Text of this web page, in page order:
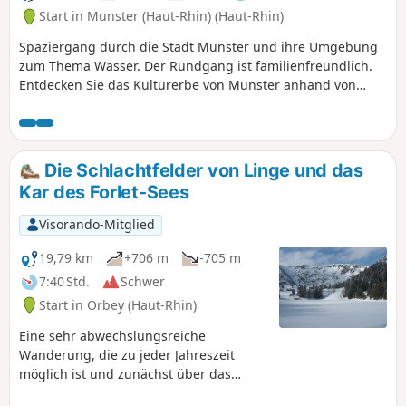
Start in Munster (Haut-Rhin) (Haut-Rhin)
Spaziergang durch die Stadt Munster und ihre Umgebung
zum Thema Wasser. Der Rundgang ist familienfreundlich.
Entdecken Sie das Kulturerbe von Munster anhand von
entlang der Strecke aufgestellt sind. Verweilen Sie
insbesondere bei den alten Waschhäusern. Der
Spaziergang bietet zudem die Gelegenheit, die noch in
Betrieb befindlichen Wasserkraftwerke zu sehen.
Die Schlachtfelder von Linge und das
Kar des Forlet-Sees
Visorando-Mitglied
19,79 km
+706 m
-705 m
7:40 Std.
Schwer
Start in Orbey (Haut-Rhin)
Eine sehr abwechslungsreiche
Wanderung, die zu jeder Jahreszeit
möglich ist und zunächst über das